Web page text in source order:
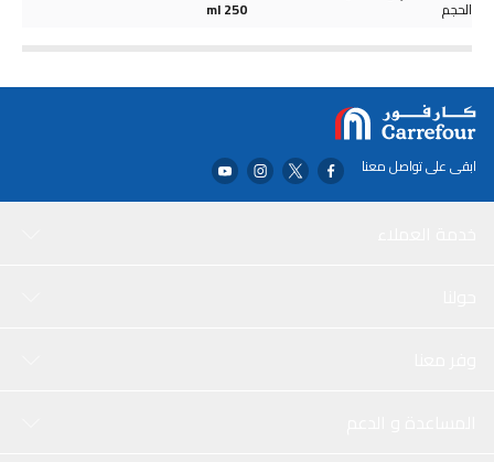
الحجم 250 ml
ابقى على تواصل معنا